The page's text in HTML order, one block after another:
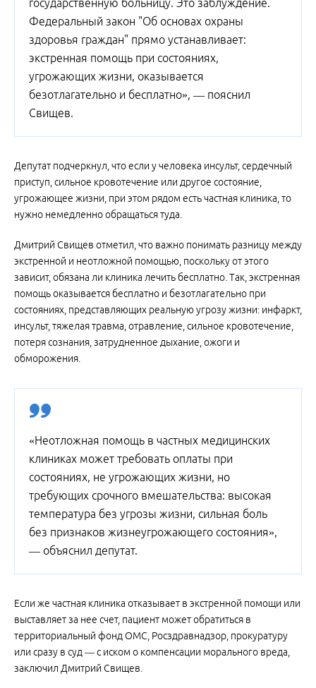
государственную больницу. Это заблуждение.
Федеральный закон "Об основах охраны
здоровья граждан" прямо устанавливает:
экстренная помощь при состояниях,
угрожающих жизни, оказывается
безотлагательно и бесплатно», — пояснил
Свищев.
Депутат подчеркнул, что если у человека инсульт, сердечный
приступ, сильное кровотечение или другое состояние,
угрожающее жизни, при этом рядом есть частная клиника, то
нужно немедленно обращаться туда.
Дмитрий Свищев отметил, что важно понимать разницу между
экстренной и неотложной помощью, поскольку от этого
зависит, обязана ли клиника лечить бесплатно. Так, экстренная
помощь оказывается бесплатно и безотлагательно при
состояниях, представляющих реальную угрозу жизни: инфаркт,
инсульт, тяжелая травма, отравление, сильное кровотечение,
потеря сознания, затрудненное дыхание, ожоги и
обморожения.
«Неотложная помощь в частных медицинских
клиниках может требовать оплаты при
состояниях, не угрожающих жизни, но
требующих срочного вмешательства: высокая
температура без угрозы жизни, сильная боль
без признаков жизнеугрожающего состояния»,
— объяснил депутат.
Если же частная клиника отказывает в экстренной помощи или
выставляет за нее счет, пациент может обратиться в
территориальный фонд ОМС, Росздравнадзор, прокуратуру
или сразу в суд — с иском о компенсации морального вреда,
заключил Дмитрий Свищев.